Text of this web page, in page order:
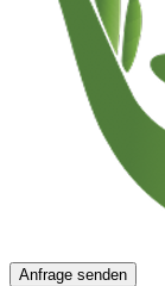
Anfrage senden